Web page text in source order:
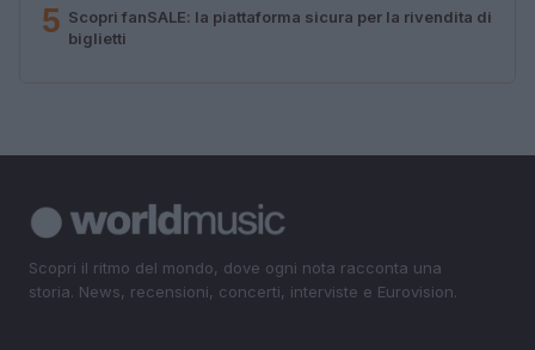
5 Scopri fanSALE: la piattaforma sicura per la rivendita di
biglietti
Scopri il ritmo del mondo, dove ogni nota racconta una
storia. News, recensioni, concerti, interviste e Eurovision.